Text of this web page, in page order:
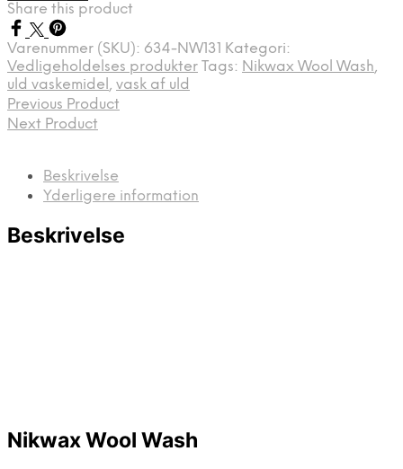
Share this product
Varenummer (SKU): 634-NW131 Kategori:
Vedligeholdelses produkter Tags: Nikwax Wool Wash,
uld vaskemidel , vask af uld
Previous Product
Next Product
Beskrivelse
Yderligere information
Beskrivelse
Nikwax Wool Wash